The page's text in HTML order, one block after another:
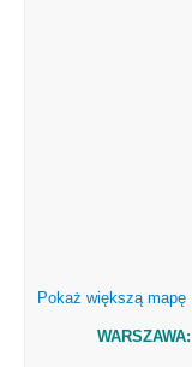
Pokaż większą mapę
WARSZAWA: